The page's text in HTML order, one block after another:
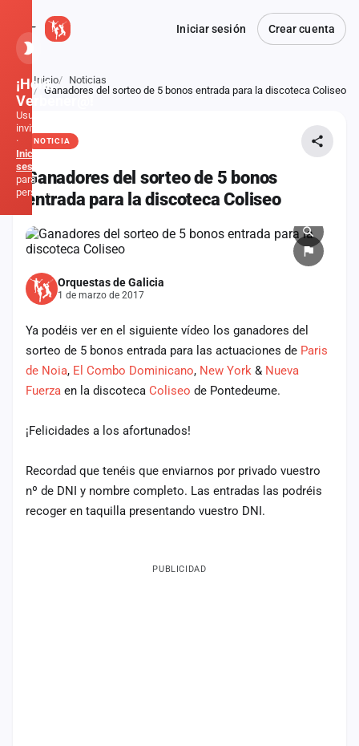
Iniciar sesión Crear cuenta
Atrás
Inicio
Noticias
Ganadores del sorteo de 5 bonos entrada para la discoteca Coliseo
NOTICIA
Ganadores del sorteo de 5 bonos
entrada para la discoteca Coliseo
Orquestas de Galicia
1 de marzo de 2017
Ya podéis ver en el siguiente vídeo los ganadores del
sorteo de 5 bonos entrada para las actuaciones de Paris
de Noia, El Combo Dominicano, New York & Nueva
Fuerza en la discoteca Coliseo de Pontedeume.
¡Felicidades a los afortunados!
Recordad que tenéis que enviarnos por privado vuestro
nº de DNI y nombre completo. Las entradas las podréis
recoger en taquilla presentando vuestro DNI.
PUBLICIDAD
¡Hola,
Verbener@!
Usuario
invitado
·
Inicia
sesión
para
personalizar
Inicio
Noticias
Fiestas
Mapa
de
Fichajes
Agencias